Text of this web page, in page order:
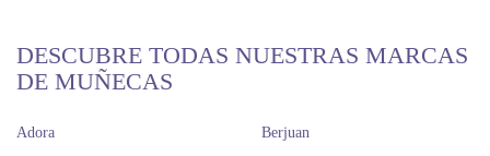
DESCUBRE TODAS NUESTRAS MARCAS
DE MUÑECAS
Adora
Berjuan